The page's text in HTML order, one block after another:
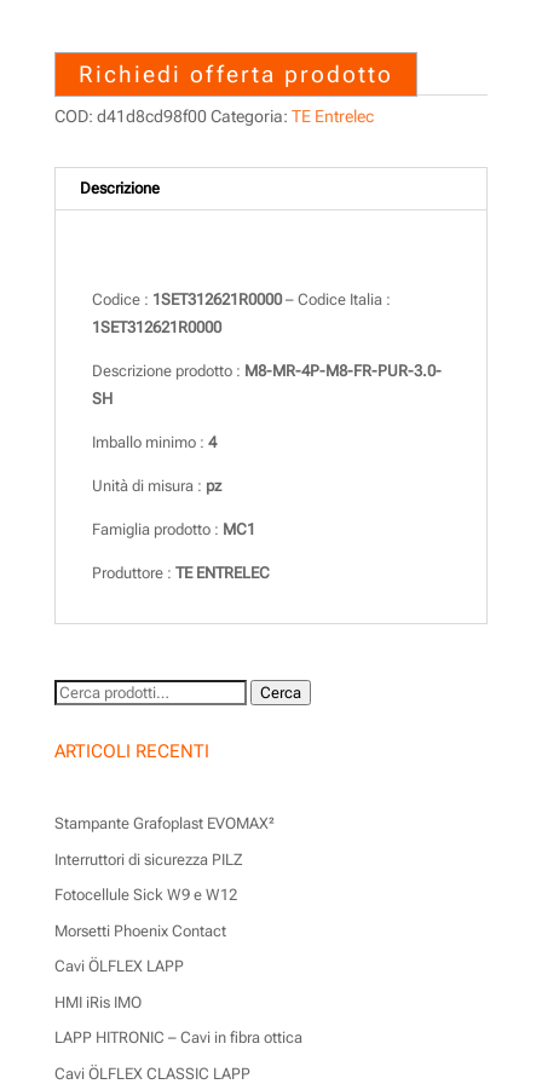
Richiedi offerta prodotto
COD: d41d8cd98f00 Categoria: TE Entrelec
Descrizione
Codice : 1SET312621R0000– Codice Italia :
1SET312621R0000
Descrizione prodotto : M8-MR-4P-M8-FR-PUR-3.0-
SH
Imballo minimo : 4
Unità di misura : pz
Famiglia prodotto : MC1
Produttore : TE ENTRELEC
Cerca: Cerca
ARTICOLI RECENTI
Stampante Grafoplast EVOMAX²
Interruttori di sicurezza PILZ
Fotocellule Sick W9 e W12
Morsetti Phoenix Contact
Cavi ÖLFLEX LAPP
HMI iRis IMO
LAPP HITRONIC – Cavi in fibra ottica
Cavi ÖLFLEX CLASSIC LAPP